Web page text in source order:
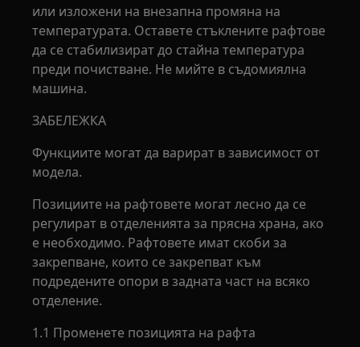
или изложени на внезапна промяна на
температурата. Оставете стъклените рафтове
да се стабилизират до стайна температура
преди почистване. Не мийте в съдомиялна
машина.
ЗАБЕЛЕЖКА
Функциите могат да варират в зависимост от
модела.
Позициите на рафтовете могат лесно да се
регулират в отделенията за прясна храна, ако
е необходимо. Рафтовете имат скоби за
закрепване, които се закрепват към
подредените опори в задната част на всяко
отделение.
1.1 Променете позицията на рафта